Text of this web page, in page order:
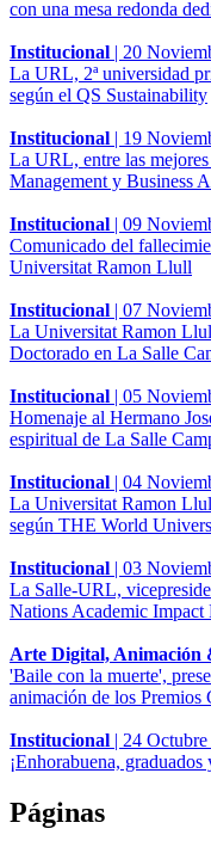
con una mesa redonda
Institucional | 20
La URL, 2ª universidad
según el QS Sustainability
Institucional | 19
La URL, entre las
Management y Business
Institucional | 09
Comunicado del
Universitat Ramon Llull
Institucional | 07
La Universitat Ramon
Doctorado en La Salle
Institucional | 05
Homenaje al Hermano
espiritual de La Salle
Institucional | 04
La Universitat Ramon
según THE World
Institucional | 03
La Salle-URL,
Nations Academic
Arte Digital,
'Baile con la muerte',
animación de los Premios
Institucional | 24
¡Enhorabuena,
Páginas